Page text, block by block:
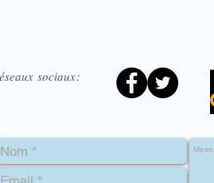
sociaux: